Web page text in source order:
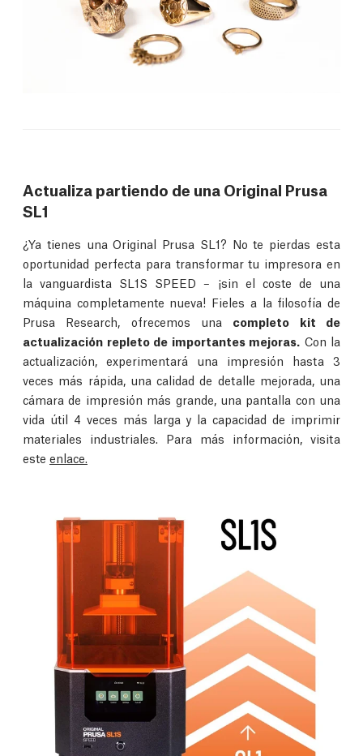
Actualiza partiendo de una Original Prusa
SL1
¿Ya tienes una Original Prusa SL1? No te pierdas esta
oportunidad perfecta para transformar tu impresora en
la vanguardista SL1S SPEED – ¡sin el coste de una
máquina completamente nueva! Fieles a la filosofía de
Prusa Research, ofrecemos una completo kit de
actualización repleto de importantes mejoras. Con la
actualización, experimentará una impresión hasta 3
veces más rápida, una calidad de detalle mejorada, una
cámara de impresión más grande, una pantalla con una
vida útil 4 veces más larga y la capacidad de imprimir
materiales industriales. Para más información, visita
este enlace.